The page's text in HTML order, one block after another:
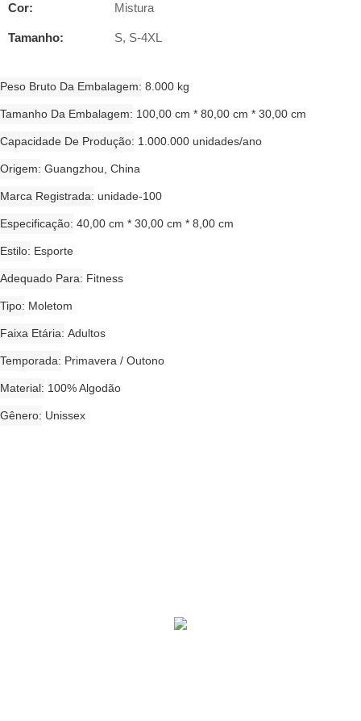
Cor: Mistura
Tamanho: S, S-4XL
Peso Bruto Da Embalagem 8.000 kg
Tamanho Da Embalagem 100,00 cm * 80,00 cm * 30,00 cm
Capacidade De Produção 1.000.000 unidades/ano
Origem Guangzhou, China
Marca Registrada unidade-100
Especificação 40,00 cm * 30,00 cm * 8,00 cm
Estilo Esporte
Adequado Para Fitness
Tipo Moletom
Faixa Etária Adultos
Temporada Primavera / Outono
Material 100% Algodão
Gênero Unissex